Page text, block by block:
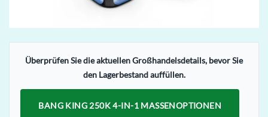
Überprüfen Sie die aktuellen Großhandelsdetails, bevor Sie
den Lagerbestand auffüllen.
BANG KING 250K 4-IN-1 MASSENOPTIONEN